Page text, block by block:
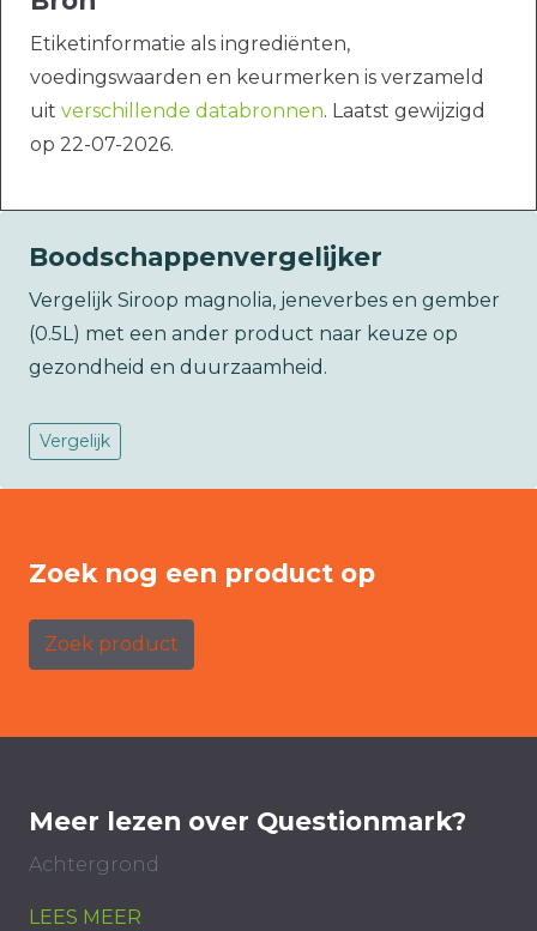
Etiketinformatie als ingrediënten,
voedingswaarden en keurmerken is verzameld
uit verschillende databronnen. Laatst gewijzigd
op 22-07-2026.
Boodschappenvergelijker
Vergelijk Siroop magnolia, jeneverbes en gember
(0.5L) met een ander product naar keuze op
gezondheid en duurzaamheid.
Vergelijk
Zoek nog een product op
Zoek product
Meer lezen over Questionmark?
Achtergrond
LEES MEER